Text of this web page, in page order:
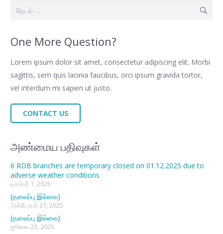
இதற்காகத்
One More Question?
Lorem ipsum dolor sit amet, consectetur adipiscing elit. Morbi
sagittis, sem quis lacinia faucibus, orci ipsum gravida tortor,
vel interdum mi sapien ut justo.
CONTACT US
அண்மைய பதிவுகள்
6 RDB branches are temporary closed on 01.12.2025 due to
adverse weather conditions
டிசம்பர் 1, 2025
(தலைப்பு இல்லை)
அக்டோபர் 31, 2025
(தலைப்பு இல்லை)
ஜூலை 23, 2025